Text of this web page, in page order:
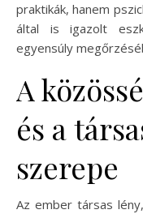
praktikák, hanem
által is igazolt
egyensúly
A
és a
szerepe
Az ember társas